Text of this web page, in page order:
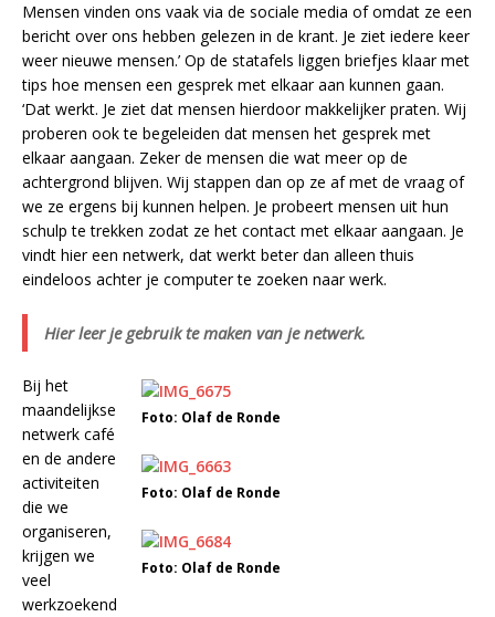
Mensen vinden ons vaak via de sociale media of omdat ze een
bericht over ons hebben gelezen in de krant. Je ziet iedere keer
weer nieuwe mensen.’ Op de statafels liggen briefjes klaar met
tips hoe mensen een gesprek met elkaar aan kunnen gaan.
‘Dat werkt. Je ziet dat mensen hierdoor makkelijker praten. Wij
proberen ook te begeleiden dat mensen het gesprek met
elkaar aangaan. Zeker de mensen die wat meer op de
achtergrond blijven. Wij stappen dan op ze af met de vraag of
we ze ergens bij kunnen helpen. Je probeert mensen uit hun
schulp te trekken zodat ze het contact met elkaar aangaan. Je
vindt hier een netwerk, dat werkt beter dan alleen thuis
eindeloos achter je computer te zoeken naar werk.
Hier leer je gebruik te maken van je netwerk.
Foto: Olaf de Ronde
Foto: Olaf de Ronde
Foto: Olaf de Ronde
Bij het
maandelijkse
netwerk café
en de andere
activiteiten
die we
organiseren,
krijgen we
veel
werkzoekend